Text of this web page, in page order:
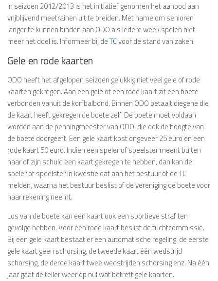
In seizoen 2012/2013 is het initiatief genomen het aanbod aan
vrijblijvend meetrainen uit te breiden. Met name om senioren
langer te kunnen binden aan ODO als iedere week spelen niet
meer het doel is. Informeer bij deTCvoor de stand van zaken.
Gele en rode kaarten
ODO heeft het afgelopen seizoen gelukkig niet veel gele of rode
kaarten gekregen. Aan een gele of een rode kaart zit een boete
verbonden vanuit de korfbalbond. Binnen ODO betaalt diegene die
de kaart heeft gekregen de boete zelf. De boete moet voldaan
worden aan de penningmeester van ODO, die ook de hoogte van
de boete doorgeeft. Een gele kaart kost ongeveer 25 euro en een
rode kaart 50 euro. Indien een speler of speelster meent buiten
haar of zijn schuld een kaart gekregen te hebben, dan kan de
speler of speelster in kwestie dat aan het bestuur of de TC
melden, waarna het bestuur beslist of de vereniging de boete voor
haar rekening neemt.
Los van de boete kan een kaart ook een sportieve straf ten
gevolge hebben. Voor een rode kaart beslist de tuchtcommissie.
Bij een gele kaart bestaat er een automatische regeling: de eerste
gele kaart geen schorsing, de tweede kaart één wedstrijd
schorsing, de derde kaart twee wedstrijden schorsing enz. Na één
jaar gaat de teller weer op nul wat betreft gele kaarten.